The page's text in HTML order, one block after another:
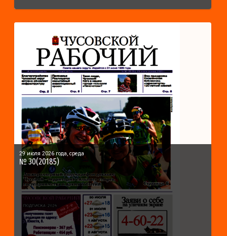
29 июля 2026 года, среда
№ 30(20185)